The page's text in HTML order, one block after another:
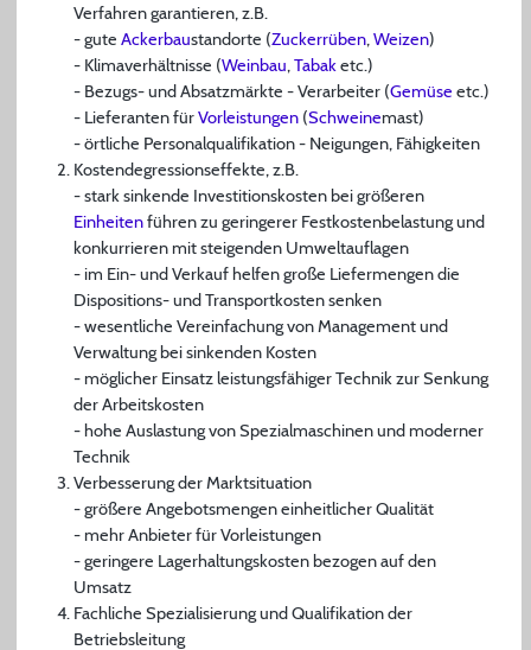
Verfahren garantieren, z.B.
- gute Ackerbaustandorte (Zuckerrüben, Weizen)
- Klimaverhältnisse (Weinbau, Tabaketc.)
- Bezugs- und Absatzmärkte - Verarbeiter (Gemüse etc.)
- Lieferanten fürVorleistungen (Schweinemast)
- örtliche Personalqualifikation - Neigungen, Fähigkeiten
Kostendegressionseffekte, z.B.
- stark sinkende Investitionskosten bei größeren
Einheitenführen zu geringerer Festkostenbelastung und
konkurrieren mit steigenden Umweltauflagen
- im Ein- und Verkauf helfen große Liefermengen die
Dispositions- und Transportkosten senken
- wesentliche Vereinfachung von Management und
Verwaltung bei sinkenden Kosten
- möglicher Einsatz leistungsfähiger Technik zur Senkung
der Arbeitskosten
- hohe Auslastung von Spezialmaschinen und moderner
Technik
Verbesserung der Marktsituation
- größere Angebotsmengen einheitlicher Qualität
- mehr Anbieter für Vorleistungen
- geringere Lagerhaltungskosten bezogen auf den
Umsatz
Fachliche Spezialisierung und Qualifikation der
Betriebsleitung